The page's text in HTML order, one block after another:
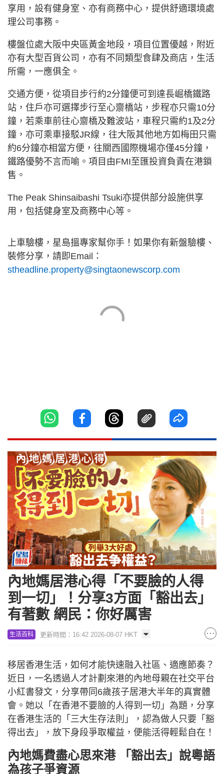
享用，設有健身室、亦有商務中心，提供舒適環境處
理公司事務。
樓盤位處大阪中央區黃金地段，項目位置優越，附近
亦有大型百貨公司，亦有不同類型食肆及商店，生活
所需，一應俱全。
交通方便，從項目步行約2分鐘便可到達長崛橋鐵路
站，住戶亦可選擇步行至心齋橋站，步程亦只需10分
鐘，若乘車前往心齋橋及難波站，車程只需約1及2分
鐘，亦可乘車接駁JR線，往大阪其他地方如梅田只需
約6分鐘亦相當方便，往關西國際機場亦僅45分鐘，
鐵路優勢不言而喻。項目由FMI至匯投資負責在港鎖
售。
The Peak Shinsaibashi Tsuki亦提供部分設施供享
用，包括健身室及商務中心等。
上車驗樓，星島搵專家幫你手！如果你有新盤驗樓、
裝修分享，請即Email：
stheadline.property@singtaonewscorp.com
內地媽居港心得「不要臉的人得
到一切」！分享3方面「豁出去」
有著數 網民：你好厲害
生活百科 更新時間：16:42 2026-08-07 HKT
移居香港生活，如何才能快速融入社區、適應節奏？
近日，一名透過人才計劃來港的內地母親在社交平台
小紅書發文，分享帶同6歲孩子居港大半年的真實體
會。她以「在香港不要臉的人得到一切」為題，分享
在香港生活的「三大生存法則」，認為做人只要「豁
得出去」，放下身段爭取權益，便能活得輕鬆自在！
內地媽費盡心思來港 「豁出去」說粵語
為孩子爭資源